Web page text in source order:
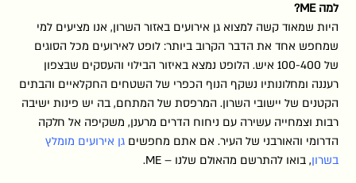
למה ME?
היות שמאוד קשה למצוא גן אירועים באזור השרון, אנו מציעים למי
שמחפש אחד את הדבר הקרוב ביותר: לופט לאירועים מכל הסוגים
של 100-400 איש. הלופט נמצא באיזור הבילוי והעסקים שבצפון
רעננה ומחלונותיו נשקף הנוף הכפרי של השטחים החקלאיים והבתים
הקטנים של יישובי השרון. המרפסת של המתחם, בה יש פינות ישיבה
רבות וצמחייה עשירה עם ניחוח הדרים מרענן, משקיפה אל חלקה
הדרומי והאורבני של העיר. אם אתם מחפשיםגן אירועים מומלץ
בשרון, בואו להתרשם מהאולם שלנו – ME.